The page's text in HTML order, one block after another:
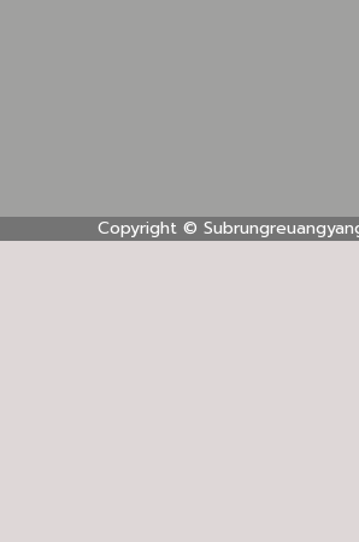
Copyright ©